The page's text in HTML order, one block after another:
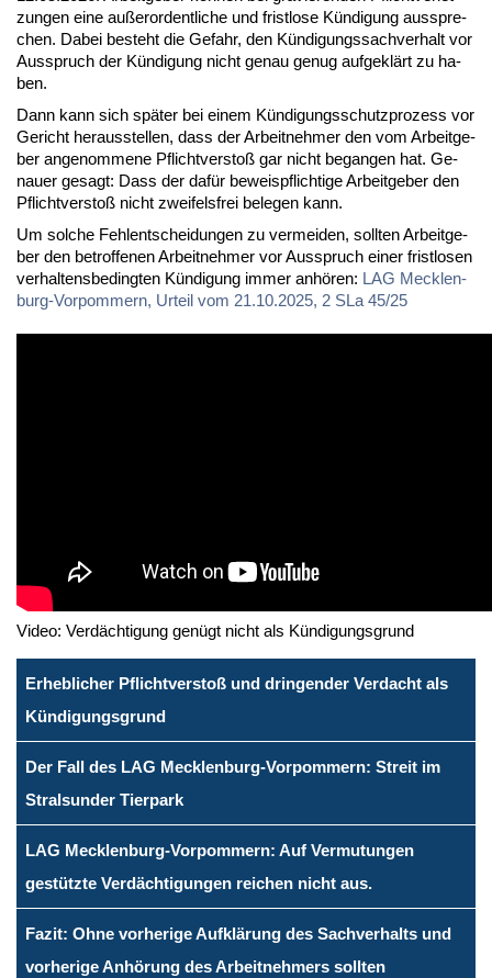
zun­gen ei­ne au­ßer­or­dent­li­che und frist­lo­se Kün­di­gung aus­spre­
chen. Da­bei be­steht die Ge­fahr, den Kün­di­gungs­sach­ver­halt vor
Aus­spruch der Kün­di­gung nicht ge­nau ge­nug auf­ge­klärt zu ha­
ben.
Dann kann sich spä­ter bei ei­nem Kün­di­gungs­schutz­pro­zess vor
Ge­richt her­aus­stel­len, dass der Ar­beit­neh­mer den vom Ar­beit­ge­
ber an­ge­nom­me­ne Pflicht­ver­stoß gar nicht be­gan­gen hat. Ge­
nau­er ge­sagt: Dass der da­für be­weis­pflich­ti­ge Ar­beit­ge­ber den
Pflicht­ver­stoß nicht zwei­fels­frei be­le­gen kann.
Um sol­che Fehl­ent­schei­dun­gen zu ver­mei­den, soll­ten Ar­beit­ge­
ber den be­trof­fe­nen Ar­beit­neh­mer vor Aus­spruch ei­ner frist­lo­sen
ver­hal­tens­be­ding­ten Kün­di­gung im­mer an­hö­ren: LAG Meck­len­
burg-Vor­pom­mern, Ur­teil vom 21.10.2025, 2 SLa 45/25
Video: Verdächtigung genügt nicht als Kündigungsgrund
Erheblicher Pflichtverstoß und dringender Verdacht als
Kündigungsgrund
Der Fall des LAG Mecklenburg-Vorpommern: Streit im
Stralsunder Tierpark
LAG Mecklenburg-Vorpommern: Auf Vermutungen
gestützte Verdächtigungen reichen nicht aus.
Fazit: Ohne vorherige Aufklärung des Sachverhalts und
vorherige Anhörung des Arbeitnehmers sollten